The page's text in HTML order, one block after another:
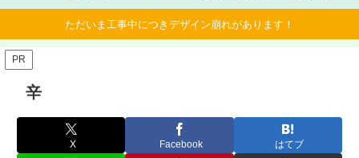
ただいま工事中につきデザイン崩れがあります！
PR
辛
X Facebook はてブ